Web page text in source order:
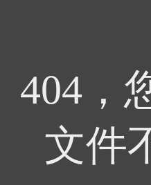
404，
文件